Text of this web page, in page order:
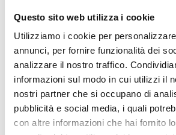
Questo sito web utilizza i cookie
Utilizziamo i cookie per
annunci, per fornire funzionalità dei
analizzare il nostro traffico.
informazioni sul modo in cui utilizzi il
nostri partner che si occupano di
pubblicità e social media, i quali
con altre informazioni che hai fornito
arrow_back
Este produto está disponível
versões